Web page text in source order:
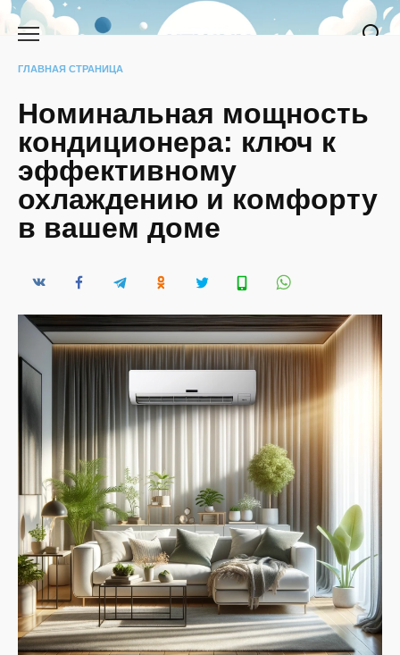
Перейти
ГЛАВНАЯ СТРАНИЦА
Номинальная мощность
кондиционера: ключ к
эффективному
охлаждению и комфорту
в вашем доме